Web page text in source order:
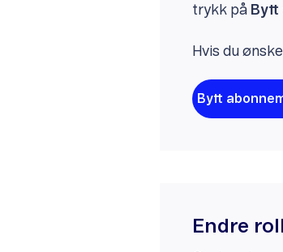
trykk på Bytt
Hvis du
Bytt
Endre